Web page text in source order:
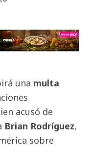
una multa
acusó de
Brian Rodríguez,
sobre